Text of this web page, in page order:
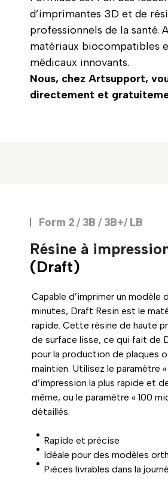
d’imprimantes 3D et de
professionnels de la santé.
matériaux biocompatibles
médicaux innovants.
Nous, chez Artsupport,
directement et
Form 2 / 3B / 3B+/ LB
Résine à
(Draft)
Capable d’imprimer un modèle
minutes, Draft Resin est le
rapide. Cette résine de haute
de surface lisse, ce qui fait de
pour la production de plaques
maintien. Utilisez le paramètre
d’impression la plus rapide et
même, ou le paramètre « 100
détaillés.
Rapide et précise
Idéale pour des modèles
Pièces livrables dans la